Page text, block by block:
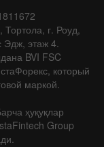
Тортола, г. Роуд,
Эдж, этаж 4.
BVI FSC
который
маркой.
ҳуқуқлар
Group